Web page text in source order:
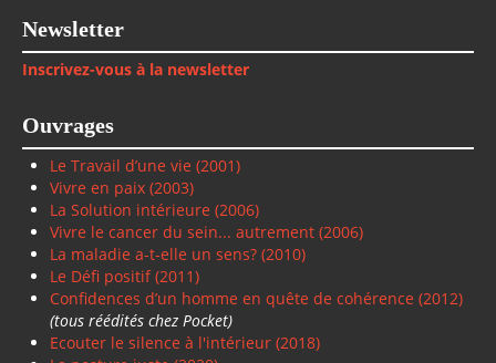
Newsletter
Inscrivez-vous à la newsletter
Ouvrages
Le Travail d’une vie (2001)
Vivre en paix (2003)
La Solution intérieure (2006)
Vivre le cancer du sein... autrement (2006)
La maladie a-t-elle un sens? (2010)
Le Défi positif(2011)
Confidences d’un homme en quête de cohérence (2012)
(tous réédités chez Pocket)
Ecouter le silence à l'intérieur (2018)